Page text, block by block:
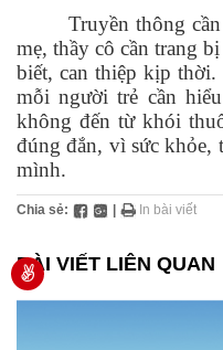
Truyền thông
mẹ, thầy cô cần trang
biết, can thiệp kịp thời.
mỗi người trẻ cần
không đến từ khói
đúng đắn, vì sức khỏe,
mình.
Chia sẻ: | In bài viết
BÀI VIẾT LIÊN QUAN